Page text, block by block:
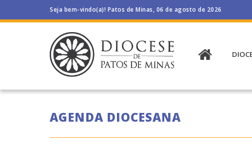
Seja bem-vindo(a)! Patos de Minas, 06 de agosto de 2026
AGENDA DIOCESANA